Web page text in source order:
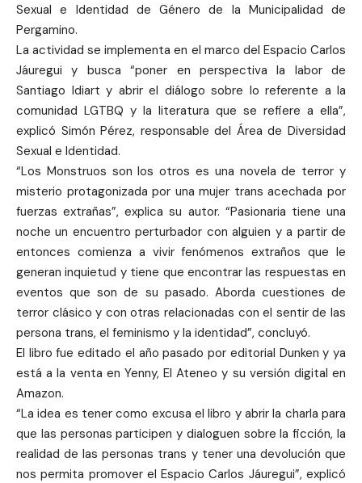
Sexual e Identidad de Género de la Municipalidad de
Pergamino.
La actividad se implementa en el marco del Espacio Carlos
Jáuregui y busca “poner en perspectiva la labor de
Santiago Idiart y abrir el diálogo sobre lo referente a la
comunidad LGTBQ y la literatura que se refiere a ella”,
explicó Simón Pérez, responsable del Área de Diversidad
Sexual e Identidad.
“Los Monstruos son los otros es una novela de terror y
misterio protagonizada por una mujer trans acechada por
fuerzas extrañas”, explica su autor. “Pasionaria tiene una
noche un encuentro perturbador con alguien y a partir de
entonces comienza a vivir fenómenos extraños que le
generan inquietud y tiene que encontrar las respuestas en
eventos que son de su pasado. Aborda cuestiones de
terror clásico y con otras relacionadas con el sentir de las
persona trans, el feminismo y la identidad”, concluyó.
El libro fue editado el año pasado por editorial Dunken y ya
está a la venta en Yenny, El Ateneo y su versión digital en
Amazon.
“La idea es tener como excusa el libro y abrir la charla para
que las personas participen y dialoguen sobre la ficción, la
realidad de las personas trans y tener una devolución que
nos permita promover el Espacio Carlos Jáuregui”, explicó